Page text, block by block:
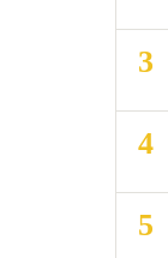
3
4
5